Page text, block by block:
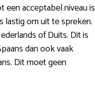
acceptabel niveau is
lastig om uit te spreken.
of Duits. Dit is
dan ook vaak
Dit moet geen